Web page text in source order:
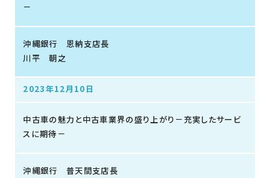
－
沖縄銀行 恩納支店長
川平 朝之
2023年12月10日
中古車の魅力と中古車業界の盛り上がり－充実したサービ
スに期待－
沖縄銀行 普天間支店長